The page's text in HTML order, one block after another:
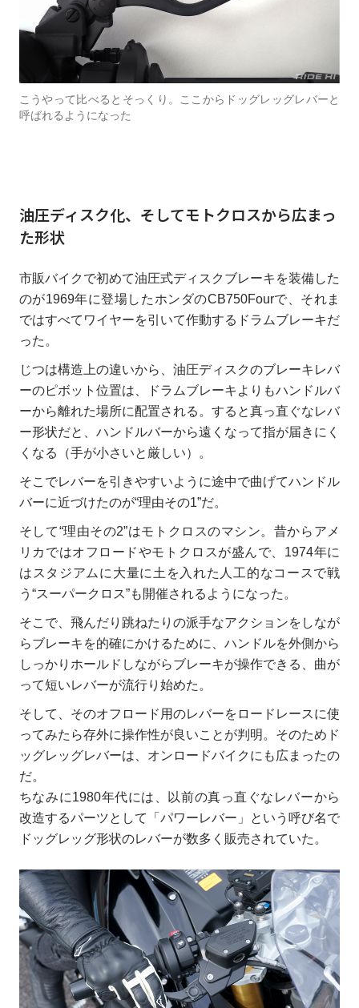
こうやって比べるとそっくり。ここからドッグレッグレバーと
呼ばれるようになった
油圧ディスク化、そしてモトクロスから広まっ
た形状
市販バイクで初めて油圧式ディスクブレーキを装備した
のが1969年に登場したホンダのCB750Fourで、それま
ではすべてワイヤーを引いて作動するドラムブレーキだ
った。
じつは構造上の違いから、油圧ディスクのブレーキレバ
ーのピボット位置は、ドラムブレーキよりもハンドルバ
ーから離れた場所に配置される。すると真っ直ぐなレバ
ー形状だと、ハンドルバーから遠くなって指が届きにく
くなる（手が小さいと厳しい）。
そこでレバーを引きやすいように途中で曲げてハンドル
バーに近づけたのが“理由その1”だ。
そして“理由その2”はモトクロスのマシン。昔からアメ
リカではオフロードやモトクロスが盛んで、1974年に
はスタジアムに大量に土を入れた人工的なコースで戦
う“スーパークロス”も開催されるようになった。
そこで、飛んだり跳ねたりの派手なアクションをしなが
らブレーキを的確にかけるために、ハンドルを外側から
しっかりホールドしながらブレーキが操作できる、曲が
って短いレバーが流行り始めた。
そして、そのオフロード用のレバーをロードレースに使
ってみたら存外に操作性が良いことが判明。そのためド
ッグレッグレバーは、オンロードバイクにも広まったの
だ。
ちなみに1980年代には、以前の真っ直ぐなレバーから
改造するパーツとして「パワーレバー」という呼び名で
ドッグレッグ形状のレバーが数多く販売されていた。